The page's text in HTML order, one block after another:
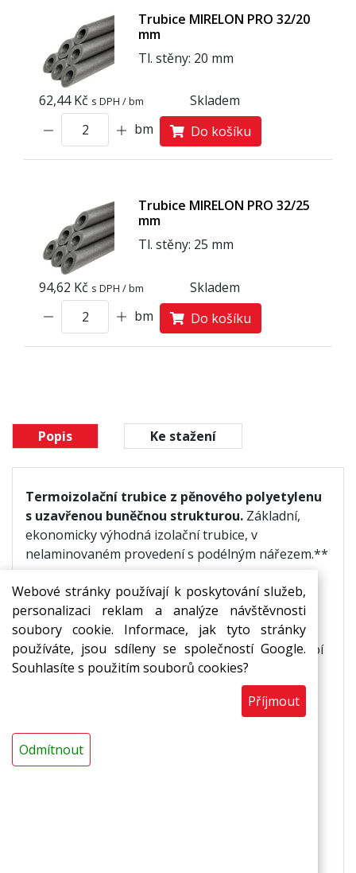
Webové stránky používají k poskytování služeb,
personalizaci reklam a analýze návštěvnosti
soubory cookie. Informace, jak tyto stránky
používáte, jsou sdíleny se společností Google.
Souhlasíte s použitím souborů cookies?
Příjmout
Odmítnout
Trubice MIRELON PRO 32/20
mm
Tl. stěny: 20 mm
62,44 Kč s DPH / bm
Skladem
bm
Do košíku
Trubice MIRELON PRO 32/25
mm
Tl. stěny: 25 mm
94,62 Kč s DPH / bm
Skladem
bm
Do košíku
Popis Ke stažení
Termoizolační trubice z pěnového polyetylenu
s uzavřenou buněčnou strukturou. Základní,
ekonomicky výhodná izolační trubice, v
nelaminovaném provedení s podélným nářezem.**
Použití:
pro izolace již namontovaných
potrubních rozvodů,
jako ochrana a dilatace při průchodu potrubí
stěnou,
izolace rozvodů teplé i studené vody,
izolace vedení ústředního vytápění,